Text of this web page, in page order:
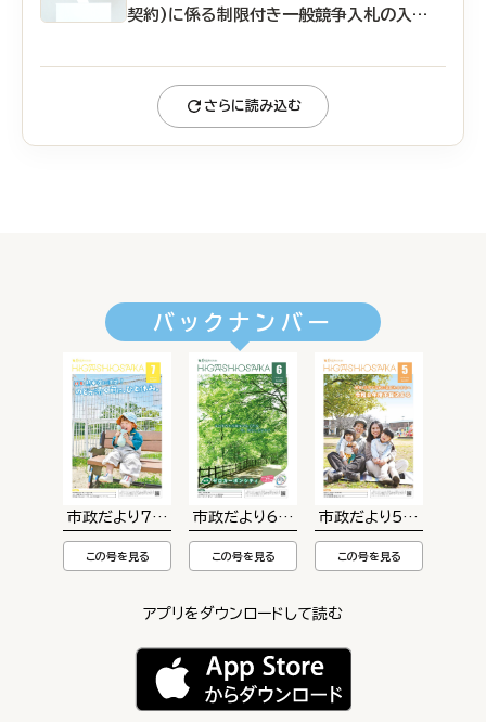
契約)に係る制限付き一般競争入札の入札
さらに読み込む
バックナンバー
市政だより7月号
この号を見る
市政だより6月号
この号を見る
市政だより5月号
この号を見る
アプリをダウンロードして読む